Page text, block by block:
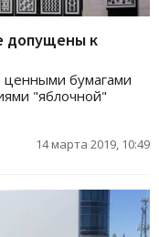
допущены к
ценными бумагами
"яблочной"
14 марта 2019, 10:49